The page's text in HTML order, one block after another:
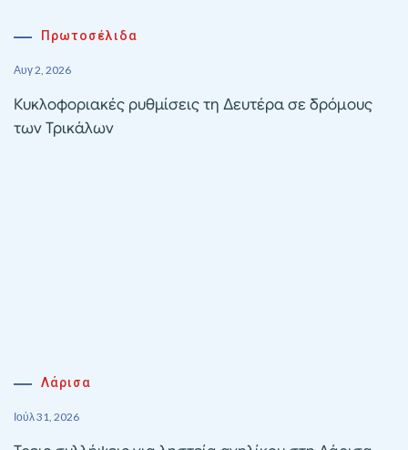
Πρωτοσέλιδα
Αυγ 2, 2026
Κυκλοφοριακές ρυθμίσεις τη Δευτέρα σε δρόμους
των Τρικάλων
Λάρισα
Ιούλ 31, 2026